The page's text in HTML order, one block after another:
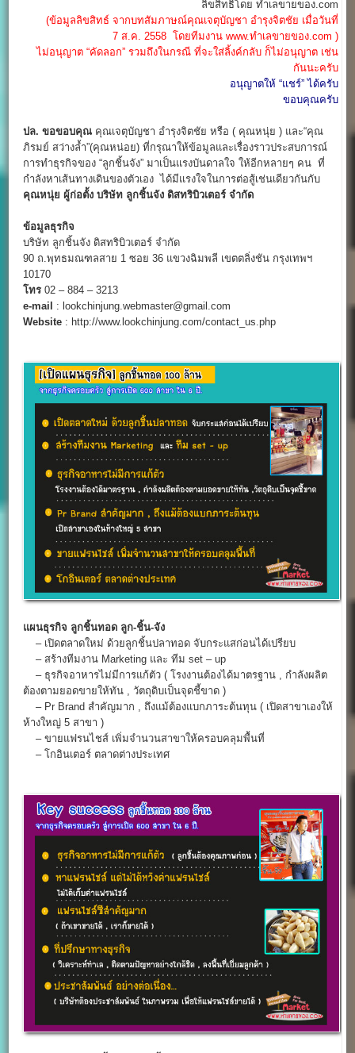
ลิขสิทธิ์โดย ทำเลขายของ.com
(ข้อมูลลิขสิทธ์ จากบทสัมภาษณ์คุณเจตุบัญชา อำรุงจิตชัย เมื่อวันที่
7 ส.ค. 2558 โดยทีมงาน www.ทำเลขายของ.com )
ไม่อนุญาต “คัดลอก” รวมถึงในกรณี ที่จะใส่ลิ้งค์กลับ ก็ไม่อนุญาต เช่น
กันนะครับ
อนุญาตให้ “แชร์” ได้ครับ
ขอบคุณครับ
ปล. ขอขอบคุณ คุณเจตุบัญชา อำรุงจิตชัย หรือ ( คุณหนุ่ย ) และ“คุณ
ภิรมย์ สว่างล้ำ”(คุณหน่อย) ที่กรุณาให้ข้อมูลและเรื่องราวประสบการณ์
การทำธุรกิจของ “ลูกชิ้นจัง” มาเป็นแรงบันดาลใจ ให้อีกหลายๆ คน ที่
กำลังหาเส้นทางเดินของตัวเอง ได้มีแรงใจในการต่อสู้เช่นเดียวกันกับ
คุณหนุ่ย ผู้ก่อตั้ง บริษัท ลูกชิ้นจัง ดิสทริบิวเตอร์ จำกัด
ข้อมูลธุรกิจ
บริษัท ลูกชิ้นจัง ดิสทริบิวเตอร์ จำกัด
90 ถ.พุทธมณฑลสาย 1 ซอย 36 แขวงฉิมพลี เขตตลิ่งชัน กรุงเทพฯ
10170
โทร 02 – 884 – 3213
e-mail
: lookchinjung.webmaster@gmail.com
Website : http://www.lookchinjung.com/contact_us.php
แผนธุรกิจ ลูกชิ้นทอด ลูก-ชิ้น-จัง
– เปิดตลาดใหม่ ด้วยลูกชิ้นปลาทอด จับกระแสก่อนได้เปรียบ
– สร้างทีมงาน Marketing และ ทีม set – up
– ธุรกิจอาหารไม่มีการแก้ตัว ( โรงงานต้องได้มาตรฐาน , กำลังผลิต
ต้องตามยอดขายให้ทัน , วัตถุดิบเป็นจุดชี้ขาด )
– Pr Brand สำคัญมาก , ถึงแม้ต้องแบกภาระต้นทุน ( เปิดสาขาเองให้
ห้างใหญ่ 5 สาขา )
– ขายแฟรนไชส์ เพิ่มจำนวนสาขาให้ครอบคลุมพื้นที่
– โกอินเตอร์ ตลาดต่างประเทศ